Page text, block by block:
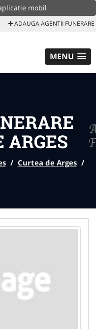
mobil
ADAUGA AGENTII FUNERARE
MENU
ARGES
/ Curtea de Arges /